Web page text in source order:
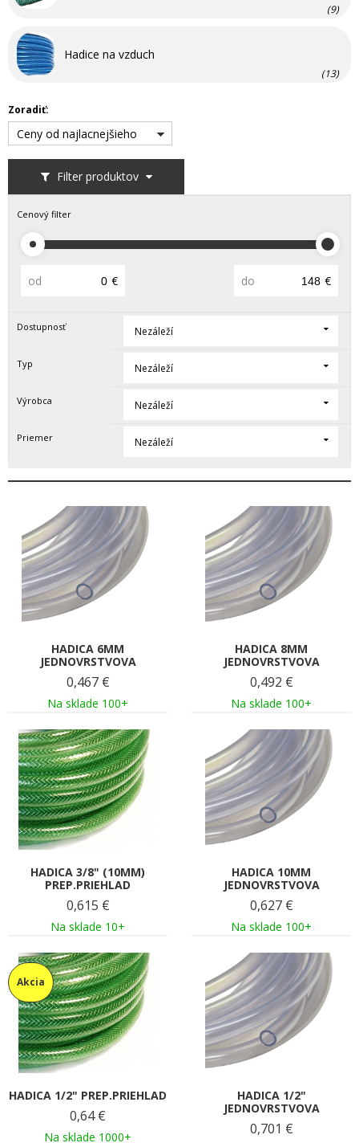
(9)
Hadice na vzduch
(13)
Filter produktov
Zoradiť:
Ceny od najlacnejšieho
Cenový filter
od € do €
Dostupnosť Nezáleží
Typ Nezáleží
Výrobca Nezáleží
Priemer Nezáleží
HADICA 6MM
JEDNOVRSTVOVA
0,467 €
Na sklade 100+
HADICA 8MM
JEDNOVRSTVOVA
0,492 €
Na sklade 100+
HADICA 3/8" (10MM)
PREP.PRIEHLAD
0,615 €
Na sklade 10+
HADICA 10MM
JEDNOVRSTVOVA
0,627 €
Na sklade 100+
Akcia
HADICA 1/2" PREP.PRIEHLAD
0,64 €
Na sklade 1000+
HADICA 1/2"
JEDNOVRSTVOVA
0,701 €